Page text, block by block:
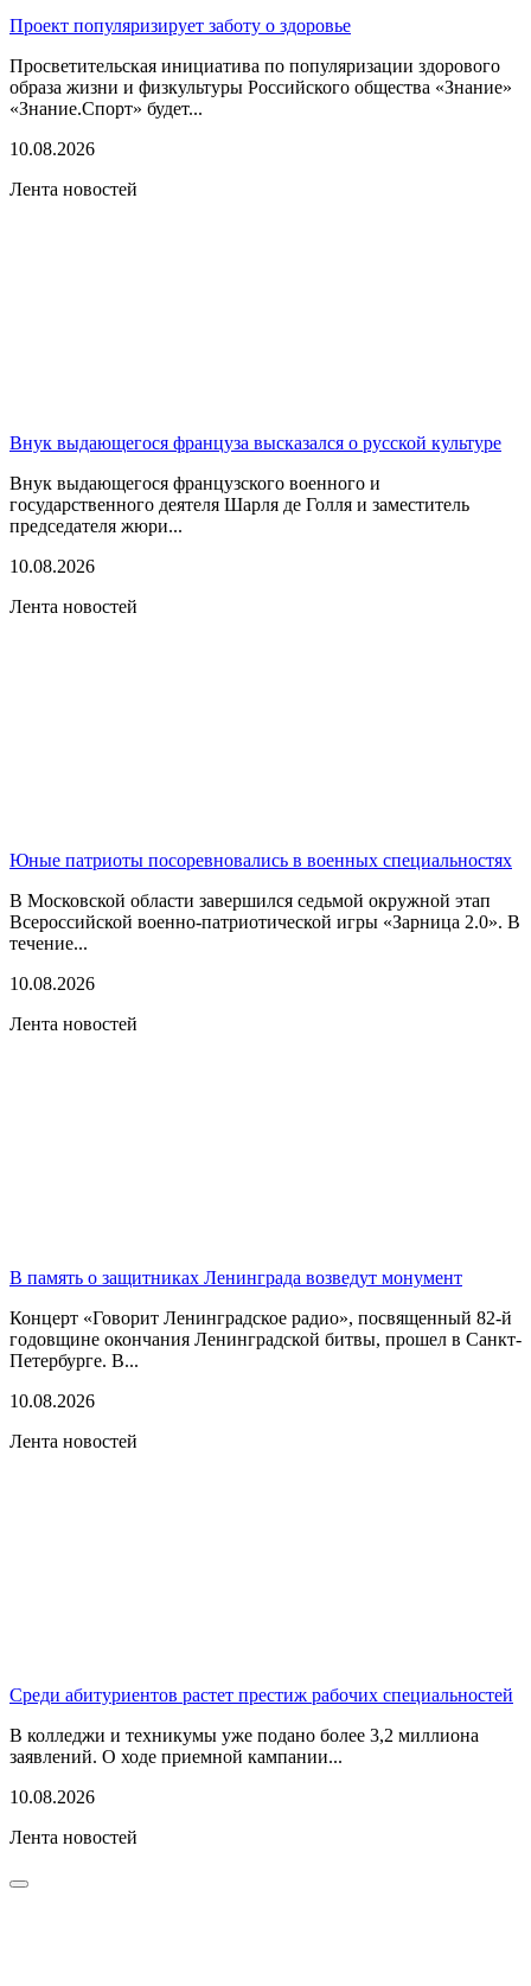
Проект популяризирует заботу о здоровье
Просветительская инициатива по популяризации здорового
образа жизни и физкультуры Российского общества «Знание»
«Знание.Спорт» будет...
10.08.2026
Лента новостей
Внук выдающегося француза высказался о русской культуре
Внук выдающегося французского военного и
государственного деятеля Шарля де Голля и заместитель
председателя жюри...
10.08.2026
Лента новостей
Юные патриоты посоревновались в военных специальностях
В Московской области завершился седьмой окружной этап
Всероссийской военно-патриотической игры «Зарница 2.0». В
течение...
10.08.2026
Лента новостей
В память о защитниках Ленинграда возведут монумент
Концерт «Говорит Ленинградское радио», посвященный 82-й
годовщине окончания Ленинградской битвы, прошел в Санкт-
Петербурге. В...
10.08.2026
Лента новостей
Среди абитуриентов растет престиж рабочих специальностей
В колледжи и техникумы уже подано более 3,2 миллиона
заявлений. О ходе приемной кампании...
10.08.2026
Лента новостей